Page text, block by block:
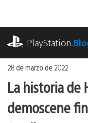
contenido
PlayStation
28 de marzo de 2022
La historia de
demoscene